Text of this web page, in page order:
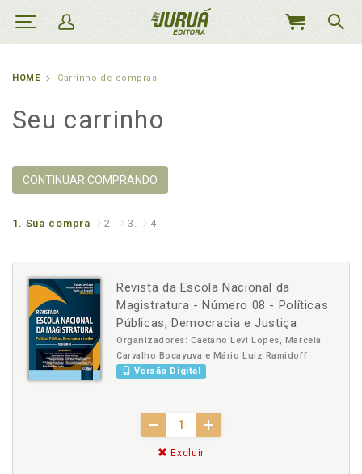
MEU
HOME Carrinho de compras
Seu carrinho
CONTINUAR COMPRANDO
1. Sua compra 2. 3. 4.
Revista da Escola Nacional da
Magistratura - Número 08 - Políticas
Públicas, Democracia e Justiça
Organizadores: Caetano Levi Lopes, Marcela
Carvalho Bocayuva e Mário Luiz Ramidoff
Versão Digital
Excluir